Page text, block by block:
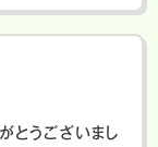
とうございまし